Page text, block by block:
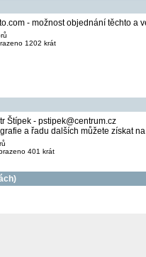
- možnost objednání těchto a
1202 krát
Štípek - pstipek@centrum.cz
a řadu dalších můžete získat
401 krát